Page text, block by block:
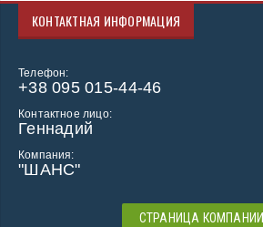
КОНТАКТНАЯ ИНФОРМАЦИЯ
Телефон:
+38 095 015-44-46
Контактное лицо:
Геннадий
Компания:
"ШАНС"
СТРАНИЦА КОМПАНИИ